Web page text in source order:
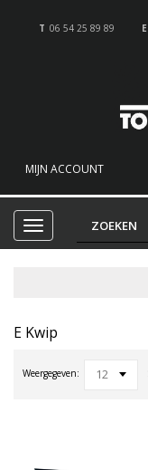
T 06 54 25 89 89 E
MIJN ACCOUNT
E Kwip
Weergegeven: 12